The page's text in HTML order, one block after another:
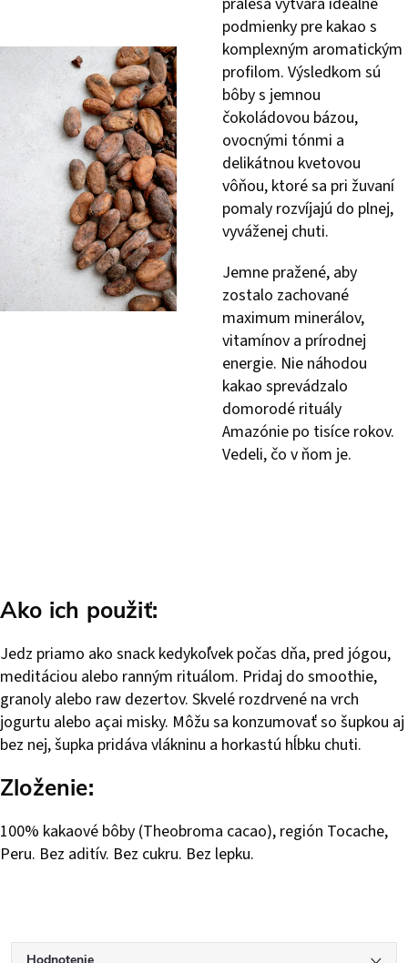
podmienky pre kakao s
komplexným aromatickým
profilom. Výsledkom sú
bôby s jemnou
čokoládovou bázou,
ovocnými tónmi a
delikátnou kvetovou
vôňou, ktoré sa pri žuvaní
pomaly rozvíjajú do plnej,
vyváženej chuti.
Jemne pražené, aby
zostalo zachované
maximum minerálov,
vitamínov a prírodnej
energie. Nie náhodou
kakao sprevádzalo
domorodé rituály
Amazónie po tisíce rokov.
Vedeli, čo v ňom je.
Ako ich použiť:
Jedz priamo ako snack kedykoľvek počas dňa, pred jógou,
meditáciou alebo ranným rituálom. Pridaj do smoothie,
granoly alebo raw dezertov. Skvelé rozdrvené na vrch
jogurtu alebo açai misky. Môžu sa konzumovať so šupkou aj
bez nej, šupka pridáva vlákninu a horkastú hĺbku chuti.
Zloženie:
100% kakaové bôby (Theobroma cacao), región Tocache,
Peru. Bez aditív. Bez cukru. Bez lepku.